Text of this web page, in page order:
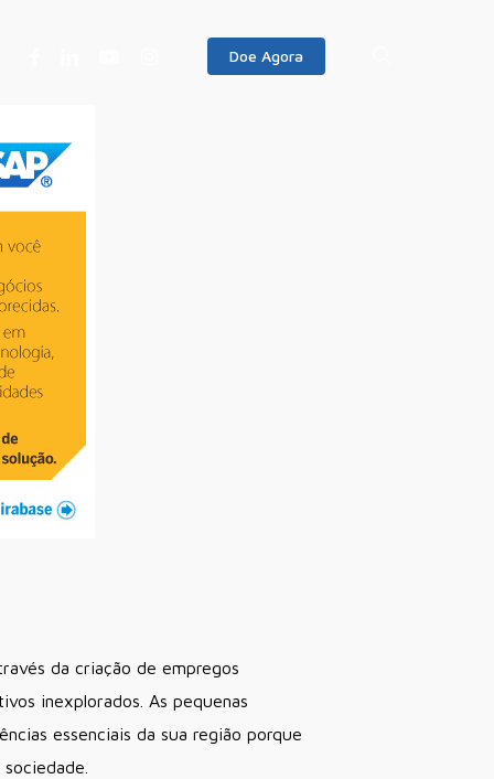
Doe Agora
da criação de empregos
inexplorados. As pequenas
essenciais da sua região porque